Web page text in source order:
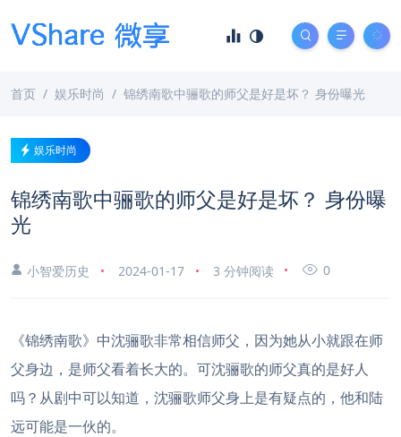
首页 娱乐时尚 锦绣南歌中骊歌的师父是好是坏？ 身份曝光
娱乐时尚
锦绣南歌中骊歌的师父是好是坏？ 身份曝
光
小智爱历史 2024-01-17 3 分钟阅读 0
《锦绣南歌》中沈骊歌非常相信师父，因为她从小就跟在师
父身边，是师父看着长大的。可沈骊歌的师父真的是好人
吗？从剧中可以知道，沈骊歌师父身上是有疑点的，他和陆
远可能是一伙的。